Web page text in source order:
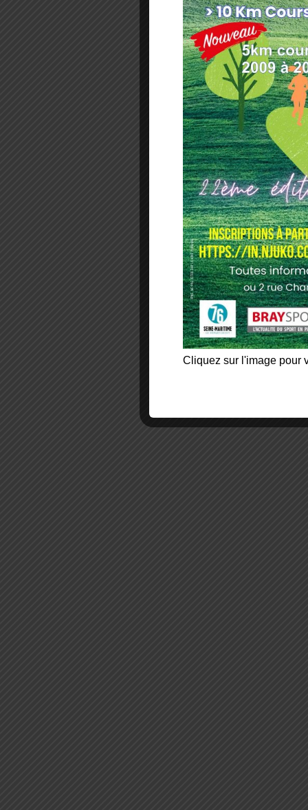
Cliquez sur l'image pour